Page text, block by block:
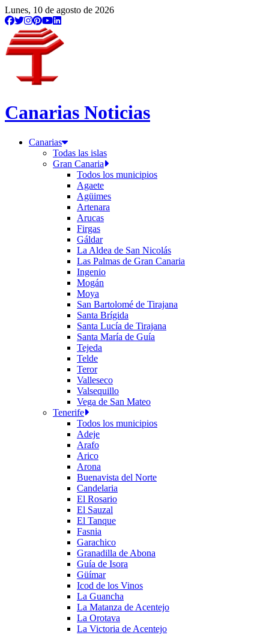
Lunes, 10 de agosto de 2026
Canarias Noticias
Canarias
Todas las islas
Gran Canaria
Todos los municipios
Agaete
Agüimes
Artenara
Arucas
Firgas
Gáldar
La Aldea de San Nicolás
Las Palmas de Gran Canaria
Ingenio
Mogán
Moya
San Bartolomé de Tirajana
Santa Brígida
Santa Lucía de Tirajana
Santa María de Guía
Tejeda
Telde
Teror
Valleseco
Valsequillo
Vega de San Mateo
Tenerife
Todos los municipios
Adeje
Arafo
Arico
Arona
Buenavista del Norte
Candelaria
El Rosario
El Sauzal
El Tanque
Fasnia
Garachico
Granadilla de Abona
Guía de Isora
Güímar
Icod de los Vinos
La Guancha
La Matanza de Acentejo
La Orotava
La Victoria de Acentejo